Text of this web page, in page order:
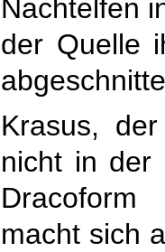
Nachtelfen
der Quelle
Krasus,
nicht in der
macht sich